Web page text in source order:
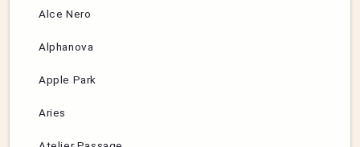
Alce Nero
Alphanova
Apple Park
Aries